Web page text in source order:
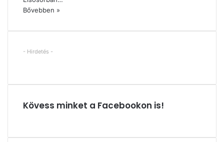
Bővebben »
- Hirdetés -
Kövess minket a Facebookon is!